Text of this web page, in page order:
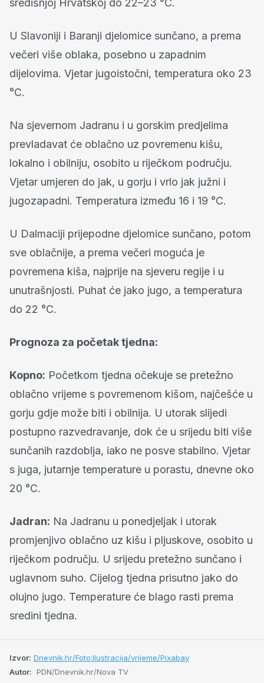
središnjoj Hrvatskoj do 22–23 °C.
U Slavoniji i Baranji djelomice sunčano, a prema
večeri više oblaka, posebno u zapadnim
dijelovima. Vjetar jugoistočni, temperatura oko 23
°C.
Na sjevernom Jadranu i u gorskim predjelima
prevladavat će oblačno uz povremenu kišu,
lokalno i obilniju, osobito u riječkom području.
Vjetar umjeren do jak, u gorju i vrlo jak južni i
jugozapadni. Temperatura između 16 i 19 °C.
U Dalmaciji prijepodne djelomice sunčano, potom
sve oblačnije, a prema večeri moguća je
povremena kiša, najprije na sjeveru regije i u
unutrašnjosti. Puhat će jako jugo, a temperatura
do 22 °C.
Prognoza za početak tjedna:
Kopno: Početkom tjedna očekuje se pretežno
oblačno vrijeme s povremenom kišom, najčešće u
gorju gdje može biti i obilnija. U utorak slijedi
postupno razvedravanje, dok će u srijedu biti više
sunčanih razdoblja, iako ne posve stabilno. Vjetar
s juga, jutarnje temperature u porastu, dnevne oko
20 °C.
Jadran: Na Jadranu u ponedjeljak i utorak
promjenjivo oblačno uz kišu i pljuskove, osobito u
riječkom području. U srijedu pretežno sunčano i
uglavnom suho. Cijelog tjedna prisutno jako do
olujno jugo. Temperature će blago rasti prema
sredini tjedna.
Izvor: Dnevnik.hr/Foto:Ilustracija/vrijeme/Pixabay
Autor: PDN/Dnevnik.hr/Nova TV